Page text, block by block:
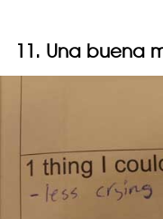
11. Una buena